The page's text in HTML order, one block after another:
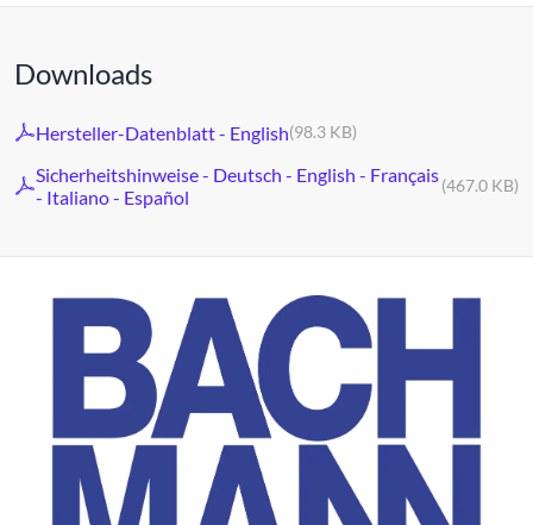
Downloads
Hersteller-Datenblatt - English(98.3 KB)
Sicherheitshinweise - Deutsch - English - Français
- Italiano - Español
(467.0 KB)